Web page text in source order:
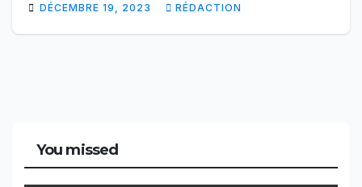
DÉCEMBRE 19, 2023 RÉDACTION
You missed